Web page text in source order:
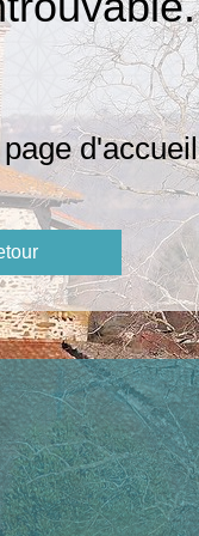
page d'accueil